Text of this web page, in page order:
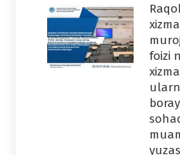
foizi